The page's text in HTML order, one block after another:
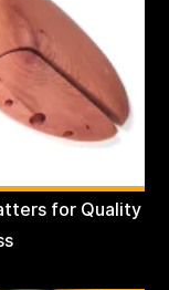
for Quality